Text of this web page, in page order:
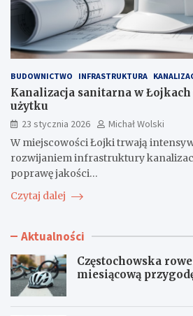
BUDOWNICTWO INFRASTRUKTURA
Kanalizacja sanitarna w
użytku
23 stycznia 2026
Michał Wolski
W miejscowości Łojki trwają
rozwijaniem infrastruktury
poprawę jakości…
Czytaj dalej
Aktualności
Częstochowska
miesiącową